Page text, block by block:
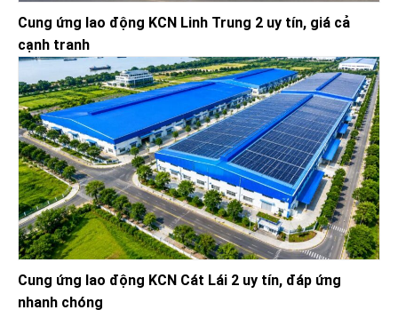
Cung ứng lao động KCN Linh Trung 2 uy tín, giá cả
cạnh tranh
Cung ứng lao động KCN Cát Lái 2 uy tín, đáp ứng
nhanh chóng